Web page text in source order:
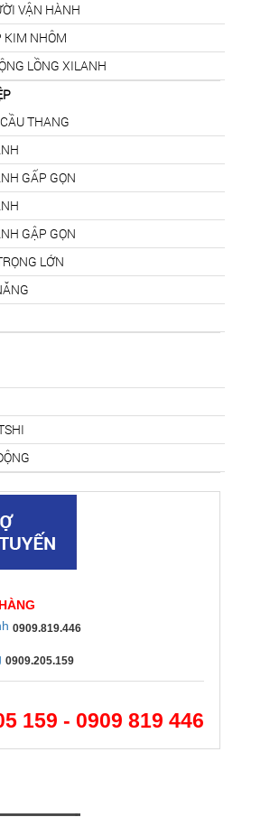
VẬN HÀNH
KIM NHÔM
LỒNG XILANH
THANG
GẤP GỌN
GẬP GỌN
LỚN
0909.819.446
0909.205.159
159 - 0909 819 446